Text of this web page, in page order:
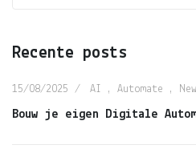
Recente posts
15/08/2025 AI , Automate ,
Bouw je eigen Digitale